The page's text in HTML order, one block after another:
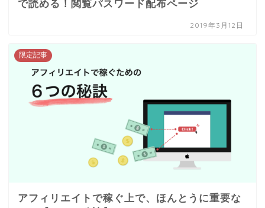
で読める！閲覧パスワード配布ページ
2019年3月12日
限定記事
アフィリエイトで稼ぐ上で、ほんとうに重要な